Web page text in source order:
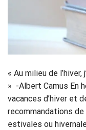
« Au milieu de
» -Albert Camus En
vacances d’hiver et
recommandations
estivales ou